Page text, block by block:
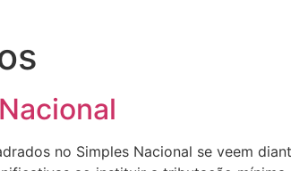
no Simples Nacional se veem